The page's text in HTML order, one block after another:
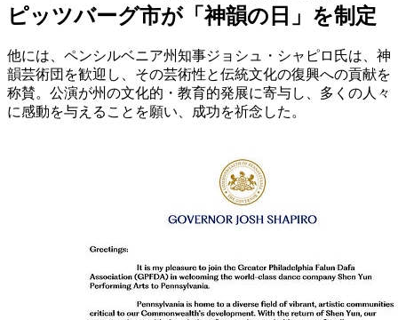
ピッツバーグ市が「神韻の日」を制定
他には、ペンシルベニア州知事ジョシュ・シャピロ氏は、神
韻芸術団を歓迎し、その芸術性と伝統文化の復興への貢献を
称賛。公演が州の文化的・教育的発展に寄与し、多くの人々
に感動を与えることを願い、成功を祈念した。